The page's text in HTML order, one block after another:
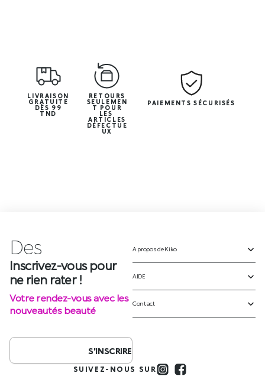
LIVRAISON
GRATUITE
DÈS 99
TND
RETOURS
SEULEMEN
T POUR
LES
ARTICLES
DÉFECTUE
UX
PAIEMENTS SÉCURISÉS
Des
Inscrivez-vous pour
ne rien rater !
Votre rendez-vous avec les
nouveautés beauté
S'INSCRIRE
A propos de Kiko
AIDE
Contact
SUIVEZ-NOUS SUR